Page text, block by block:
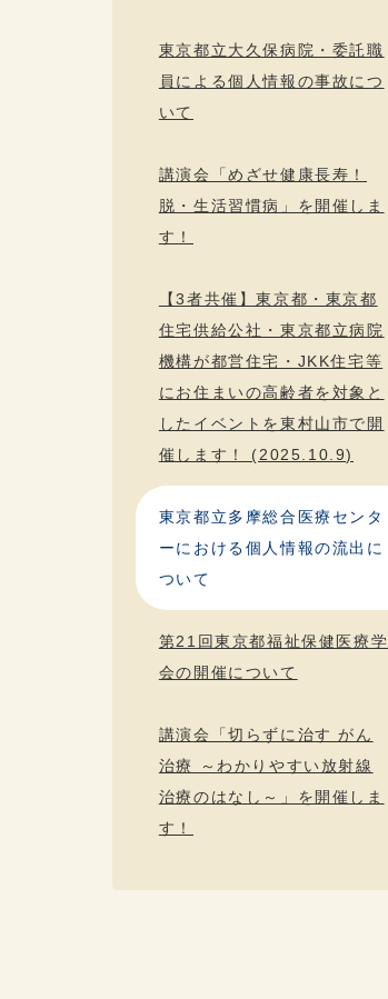
東京都立大久保病院・委託職
員による個人情報の事故につ
いて
講演会「めざせ健康長寿！
脱・生活習慣病」を開催しま
す！
【3者共催】東京都・東京都
住宅供給公社・東京都立病院
機構が都営住宅・JKK住宅等
にお住まいの高齢者を対象と
したイベントを東村山市で開
催します！ (2025.10.9)
東京都立多摩総合医療センタ
ーにおける個人情報の流出に
ついて
第21回東京都福祉保健医療学
会の開催について
講演会「切らずに治す がん
治療 ～わかりやすい放射線
治療のはなし～」を開催しま
す！